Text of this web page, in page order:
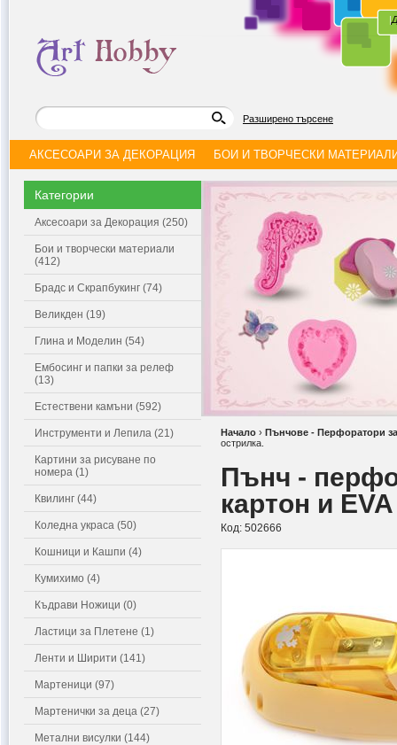
|
Разширено търсене
АКСЕСОАРИ ЗА ДЕКОРАЦИЯ БОИ И ТВОРЧЕСКИ
Категории
Аксесоари за Декорация (250)
Бои и творчески материали
(412)
Брадс и Скрапбукинг (74)
Великден (19)
Глина и Моделин (54)
Ембосинг и папки за релеф
(13)
Естествени камъни (592)
Инструменти и Лепила (21)
Картини за рисуване по
номера (1)
Квилинг (44)
Коледна украса (50)
Кошници и Кашпи (4)
Кумихимо (4)
Къдрави Ножици (0)
Ластици за Плетене (1)
Ленти и Ширити (141)
Мартеници (97)
Мартенички за деца (27)
Метални висулки (144)
Начало › Пънчове - Перфоратори
острилка.
Пънч -
картон и
Код: 502666